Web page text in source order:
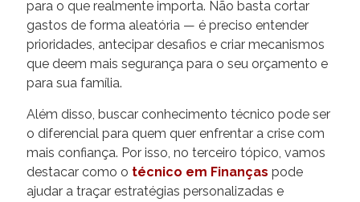
para o que realmente importa. Não basta cortar
gastos de forma aleatória — é preciso entender
prioridades, antecipar desafios e criar mecanismos
que deem mais segurança para o seu orçamento e
para sua família.
Além disso, buscar conhecimento técnico pode ser
o diferencial para quem quer enfrentar a crise com
mais confiança. Por isso, no terceiro tópico, vamos
destacar como o técnico em Finanças pode
ajudar a traçar estratégias personalizadas e